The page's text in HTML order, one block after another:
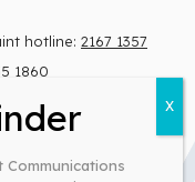
hotline: 2167 1357
1860
6 pm)